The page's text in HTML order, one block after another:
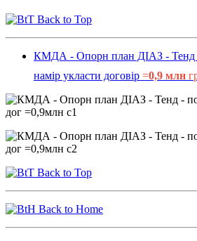
Back to Top
КМДА - Опорн план ДІАЗ - Тенд
намір укласти договір =0,9 млн
Back to Top
Back to Home